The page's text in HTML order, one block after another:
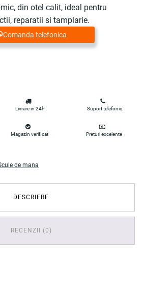
din otel calit, ideal pentru
reparatii si tamplarie.
Comanda telefonica
Livrare in 24h Suport telefonic
Magazin verificat Preturi excelente
de mana
DESCRIERE
RECENZII (0)